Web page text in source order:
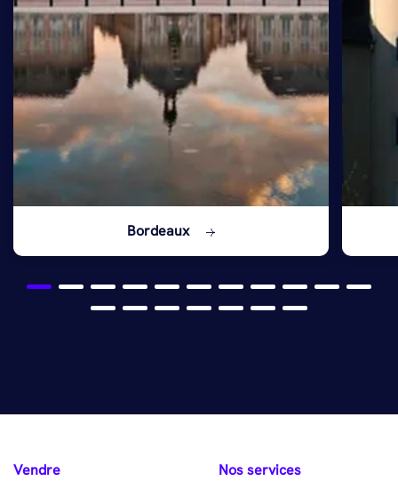
Bordeaux
Vendre
Nos services